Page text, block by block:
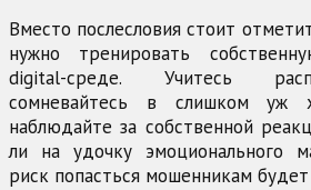
Вместо послесловия стоит
нужно тренировать
digital-среде. Учитесь
сомневайтесь в слишком уж
наблюдайте за собственной
ли на удочку эмоционального
риск попасться мошенникам